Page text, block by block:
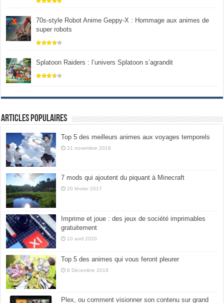
70s-style Robot Anime Geppy-X : Hommage aux animes de
super robots
Splatoon Raiders : l’univers Splatoon s’agrandit
Articles populaires
Top 5 des meilleurs animes aux voyages temporels
21 novembre 2018
7 mods qui ajoutent du piquant à Minecraft
20 février 2017
Imprime et joue : des jeux de société imprimables
gratuitement
10 avril 2020
Top 5 des animes qui vous feront pleurer
8 Décembre 2018
Plex, ou comment visionner son contenu sur grand